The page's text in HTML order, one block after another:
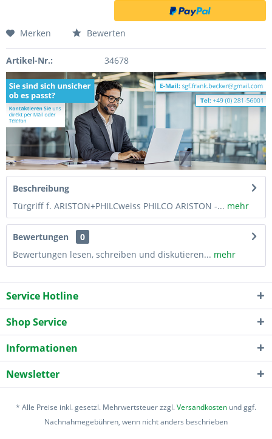
Merken Bewerten
Artikel-Nr.: 34678
Beschreibung
Türgriff f. ARISTON+PHILCweiss PHILCO ARISTON -... mehr
Bewertungen
0
Bewertungen lesen, schreiben und diskutieren... mehr
Service Hotline
Shop Service
Informationen
Newsletter
* Alle Preise inkl. gesetzl. Mehrwertsteuer zzgl.Versandkosten und ggf.
Nachnahmegebühren, wenn nicht anders beschrieben